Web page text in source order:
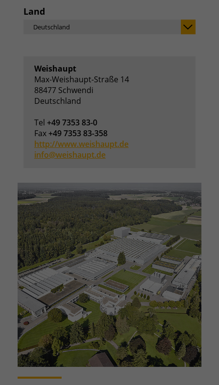
Land
Deutschland
Weishaupt
Max-Weishaupt-Straße 14
88477 Schwendi
Deutschland
Tel +49 7353 83-0
Fax+49 7353 83-358
http://www.weishaupt.de
info@weishaupt.de